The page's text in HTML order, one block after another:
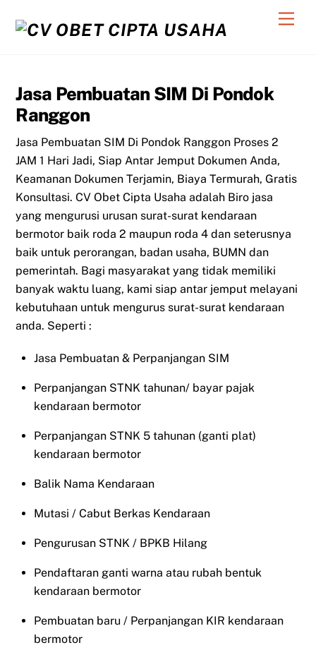
Jasa Pembuatan SIM Di Pondok
Ranggon
Jasa Pembuatan SIM Di Pondok Ranggon Proses 2
JAM 1 Hari Jadi, Siap Antar Jemput Dokumen Anda,
Keamanan Dokumen Terjamin, Biaya Termurah, Gratis
Konsultasi. CV Obet Cipta Usaha adalah Biro jasa
yang mengurusi urusan surat-surat kendaraan
bermotor baik roda 2 maupun roda 4 dan seterusnya
baik untuk perorangan, badan usaha, BUMN dan
pemerintah. Bagi masyarakat yang tidak memiliki
banyak waktu luang, kami siap antar jemput melayani
kebutuhaan untuk mengurus surat-surat kendaraan
anda. Seperti :
Jasa Pembuatan & Perpanjangan SIM
Perpanjangan STNK tahunan/ bayar pajak
kendaraan bermotor
Perpanjangan STNK 5 tahunan (ganti plat)
kendaraan bermotor
Balik Nama Kendaraan
Mutasi / Cabut Berkas Kendaraan
Pengurusan STNK / BPKB Hilang
Pendaftaran ganti warna atau rubah bentuk
kendaraan bermotor
Pembuatan baru / Perpanjangan KIR kendaraan
bermotor